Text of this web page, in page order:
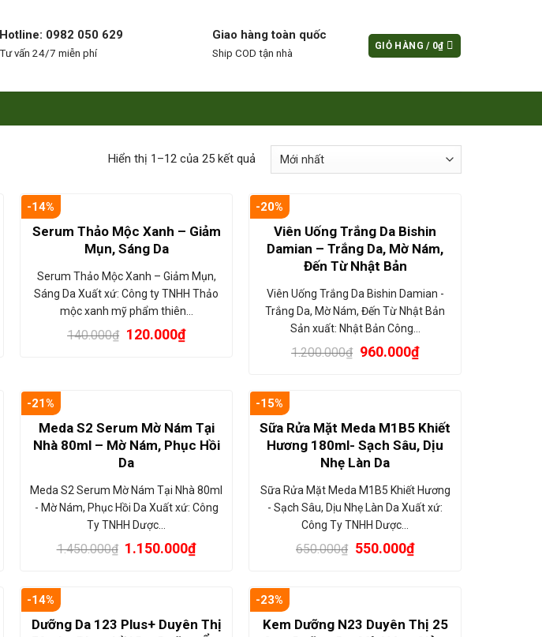
Hotline: 0982 050 629
Tư vấn 24/7 miễn phí
Giao hàng toàn quốc
Ship COD tận nhà
GIỎ HÀNG / 0₫
Hiển thị 1–12 của 25 kết quả
-14%
Serum Thảo Mộc Xanh – Giảm
Mụn, Sáng Da
Serum Thảo Mộc Xanh – Giảm Mụn,
Sáng Da Xuất xứ: Công ty TNHH Thảo
mộc xanh mỹ phẩm thiên…
140.000₫ 120.000₫
-20%
Viên Uống Trắng Da Bishin
Damian – Trắng Da, Mờ Nám,
Đến Từ Nhật Bản
Viên Uống Trắng Da Bishin Damian -
Trắng Da, Mờ Nám, Đến Từ Nhật Bản
Sản xuất: Nhật Bản Công…
1.200.000₫ 960.000₫
-21%
Meda S2 Serum Mờ Nám Tại
Nhà 80ml – Mờ Nám, Phục Hồi
Da
Meda S2 Serum Mờ Nám Tại Nhà 80ml
- Mờ Nám, Phục Hồi Da Xuất xứ: Công
Ty TNHH Dược…
1.450.000₫ 1.150.000₫
-15%
Sữa Rửa Mặt Meda M1B5 Khiết
Hương 180ml- Sạch Sâu, Dịu
Nhẹ Làn Da
Sữa Rửa Mặt Meda M1B5 Khiết Hương
- Sạch Sâu, Dịu Nhẹ Làn Da Xuất xứ:
Công Ty TNHH Dược…
650.000₫ 550.000₫
-14%
Dưỡng Da 123 Plus+ Duyên Thị
-23%
Kem Dưỡng N23 Duyên Thị 25